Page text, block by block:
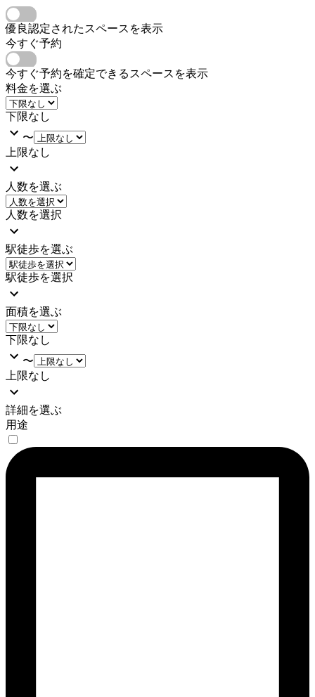
優良認定されたスペースを表示
今すぐ予約
今すぐ予約を確定できるスペースを表示
料金を選ぶ
下限なし
〜
上限なし
人数を選ぶ
人数を選択
駅徒歩を選ぶ
駅徒歩を選択
面積を選ぶ
下限なし
〜
上限なし
詳細を選ぶ
用途